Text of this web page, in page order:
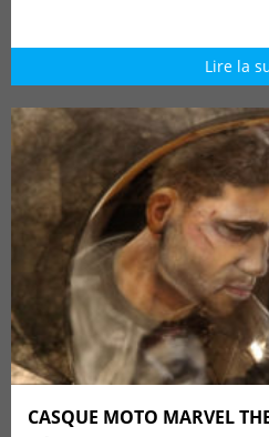
Lire la
CASQUE MOTO MARVEL